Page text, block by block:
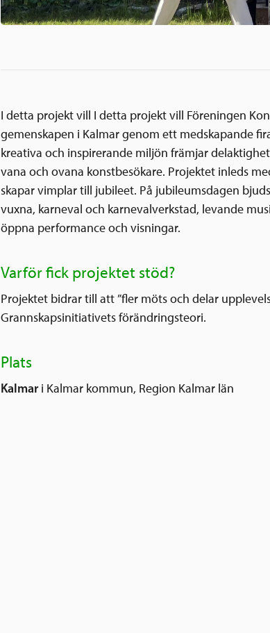
I detta projekt vill I detta projekt vill Föreningen
gemenskapen i Kalmar genom ett medskapande
kreativa och inspirerande miljön främjar
vana och ovana konstbesökare. Projektet inleds
skapar vimplar till jubileet. På jubileumsdagen
vuxna, karneval och karnevalverkstad, levande
öppna performance och visningar.
Varför fick projektet stöd?
Projektet bidrar till att ”fler möts och delar
Grannskapsinitiativets förändringsteori.
Plats
Kalmari Kalmar kommun, Region Kalmar län